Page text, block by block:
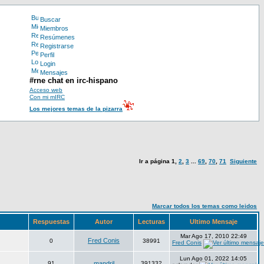
Buscar
Miembros
Resúmenes
Registrarse
Perfil
Login
Mensajes
#rne chat en irc-hispano
Acceso web
Con mi mIRC
Los mejores temas de la pizarra
Ir a página 1 2 3 69 70 71 Siguiente
Marcar todos los temas como leidos
Respuestas Autor Lecturas Ultimo Mensaje
0 Fred Conis 38991
Mar Ago 17, 2010 22:49
Fred Conis
Lun Ago 01, 2022 14:05